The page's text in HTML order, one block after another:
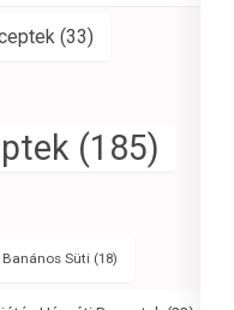
(33)
(185)
Banános Süti (18)